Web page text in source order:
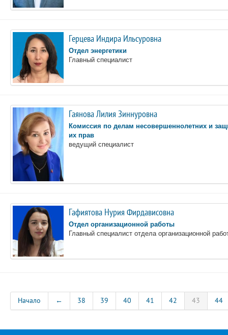
Герцева Индира Ильсуровна
Отдел энергетики
Главный специалист
Гаянова Лилия Зиннуровна
Комиссия по делам несовершеннолетних и
их прав
ведущий специалист
Гафиятова Нурия Фирдависовна
Отдел организационной работы
Главный специалист отдела организационной
Начало ← 38 39 40 41 42 43 44